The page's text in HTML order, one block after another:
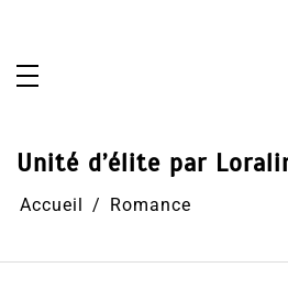
Unité d’élite par
Accueil Romance